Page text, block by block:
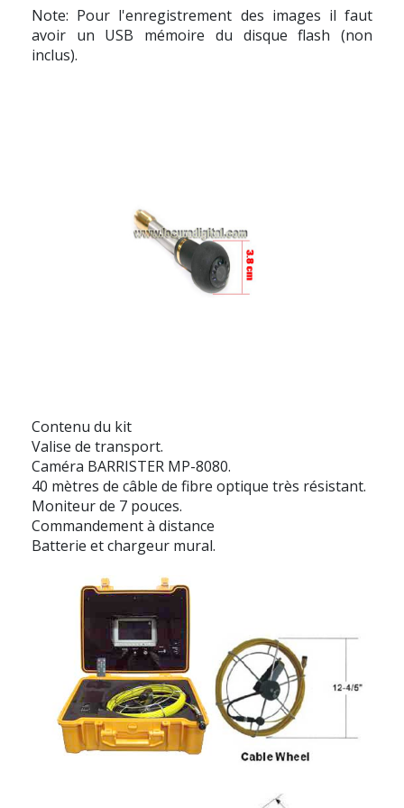
Note: Pour l'enregistrement des images il faut
avoir un USB mémoire du disque flash (non
inclus).
Contenu du kit
Valise de transport.
Caméra BARRISTER MP-8080.
40 mètres de câble de fibre optique très résistant.
Moniteur de 7 pouces.
Commandement à distance
Batterie et chargeur mural.